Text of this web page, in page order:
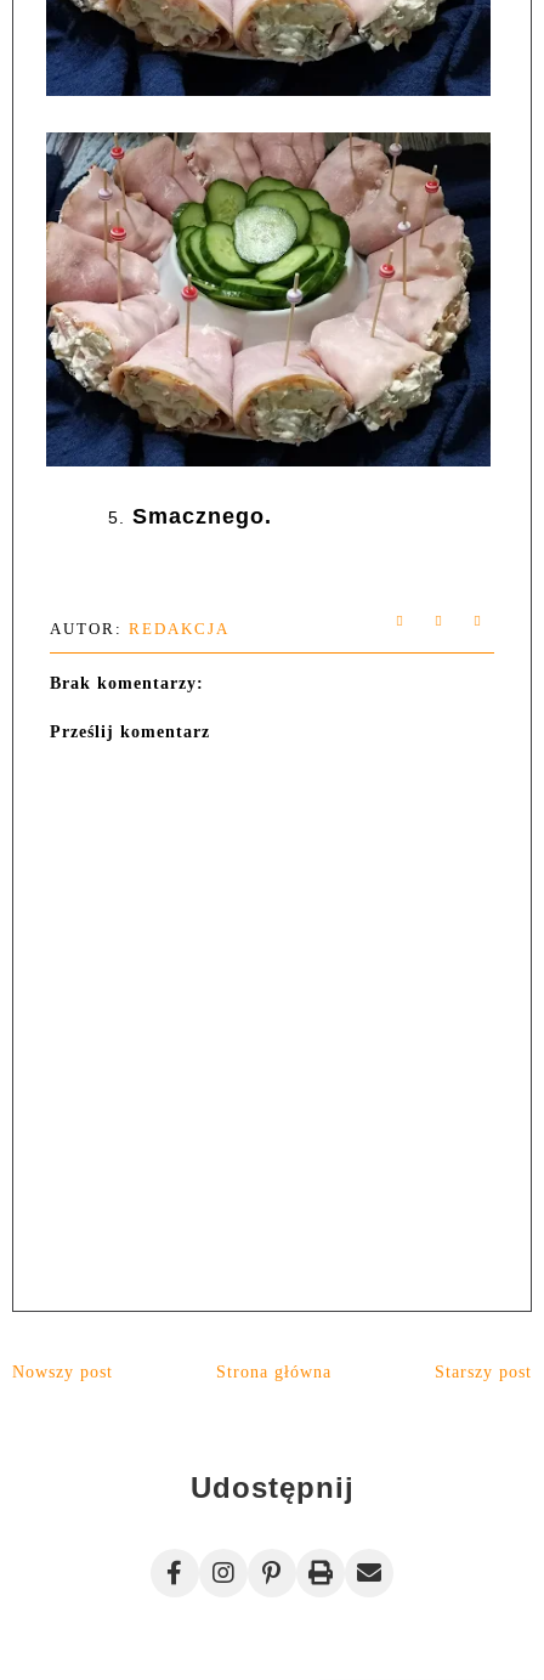
5. Smacznego.
AUTOR: REDAKCJA
Brak komentarzy:
Prześlij komentarz
Nowszy post Starszy post
Strona główna
Udostępnij